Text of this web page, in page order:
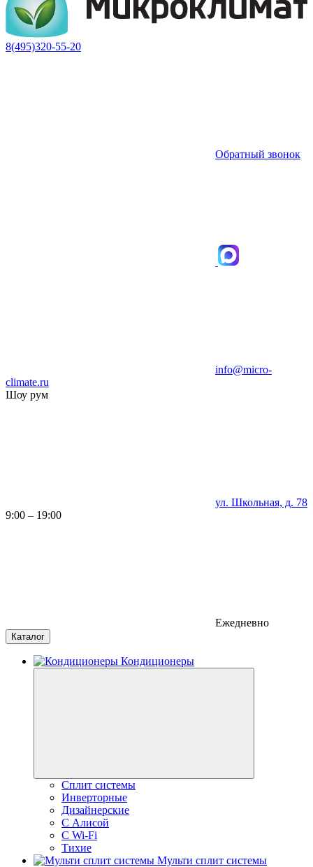
8(495)320-55-20
Обратный звонок
info@micro-
climate.ru
Шоу рум
ул. Школьная, д. 78
9:00 – 19:00
Ежедневно
Каталог
Кондиционеры
Сплит системы
Инверторные
Дизайнерские
С Алисой
C Wi-Fi
Тихие
Мульти сплит системы